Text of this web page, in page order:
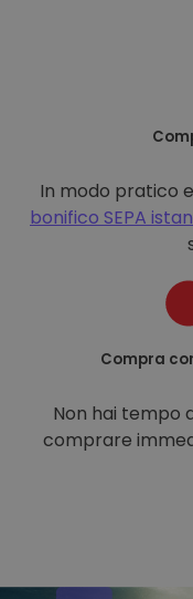
In modo pratico
bonifico SEPA
Compra
Non hai tempo
comprare